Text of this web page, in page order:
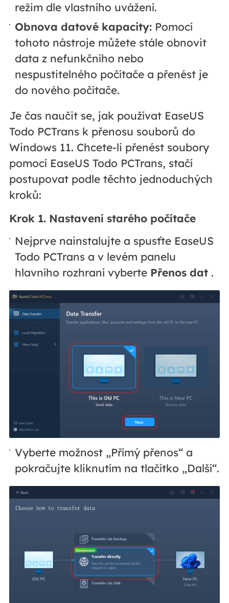
režim dle vlastního uvážení.
Obnova datové kapacity: Pomocí
tohoto nástroje můžete stále obnovit
data z nefunkčního nebo
nespustitelného počítače a přenést je
do nového počítače.
Je čas naučit se, jak používat EaseUS
Todo PCTrans k přenosu souborů do
Windows 11. Chcete-li přenést soubory
pomocí EaseUS Todo PCTrans, stačí
postupovat podle těchto jednoduchých
kroků:
Krok 1. Nastavení starého počítače
Nejprve nainstalujte a spusťte EaseUS
Todo PCTrans a v levém panelu
hlavního rozhraní vyberte Přenos dat .
Vyberte možnost „Přímý přenos“ a
pokračujte kliknutím na tlačítko „Další“.